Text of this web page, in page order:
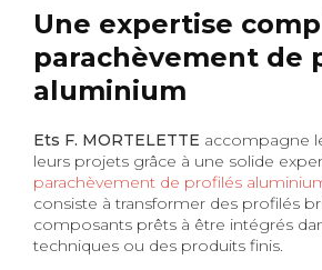
Une expertise
parachèvement de
aluminium
Ets F. MORTELETTE accompagne
leurs projets grâce à une solide
parachèvement de profilés
consiste à transformer des profilés
composants prêts à être intégrés
techniques ou des produits finis.